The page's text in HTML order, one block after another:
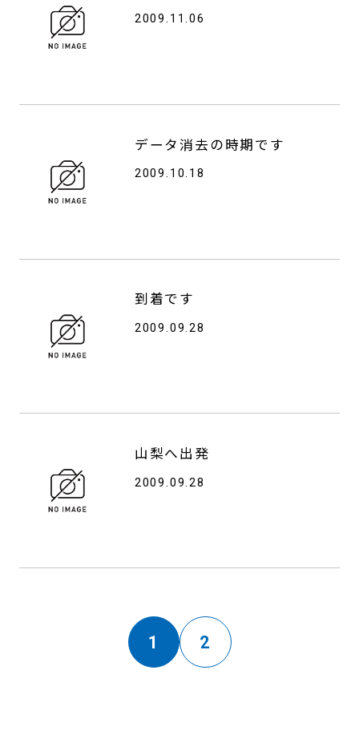
2009.11.06
データ消去の時期です
2009.10.18
到着です
2009.09.28
山梨へ出発
2009.09.28
1 2